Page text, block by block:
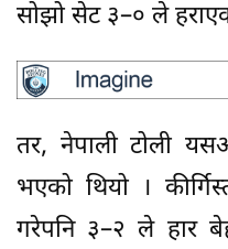
सोझो सेट ३–० ले
तर, नेपाली टोली
भएको थियो ।
गरेपनि ३–२ ले हार